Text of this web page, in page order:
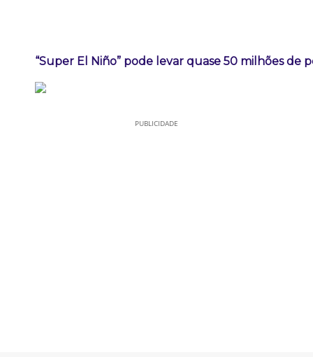
“Super El Niño” pode levar quase 50 milhões de
PUBLICIDADE